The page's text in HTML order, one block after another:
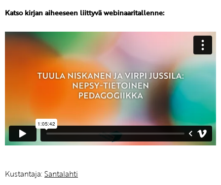
Katso kirjan aiheeseen liittyvä webinaaritallenne:
Kustantaja: Santalahti